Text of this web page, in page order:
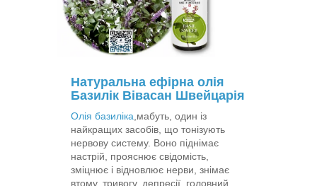
Натуральна ефірна олія
Базилік Вівасан Швейцарія
Олія базиліка ,мабуть, один із
найкращих засобів, що тонізують
нервову систему. Воно піднімає
настрій, прояснює свідомість,
зміцнює і відновлює нерви, знімає
втому, тривогу, депресії, головний